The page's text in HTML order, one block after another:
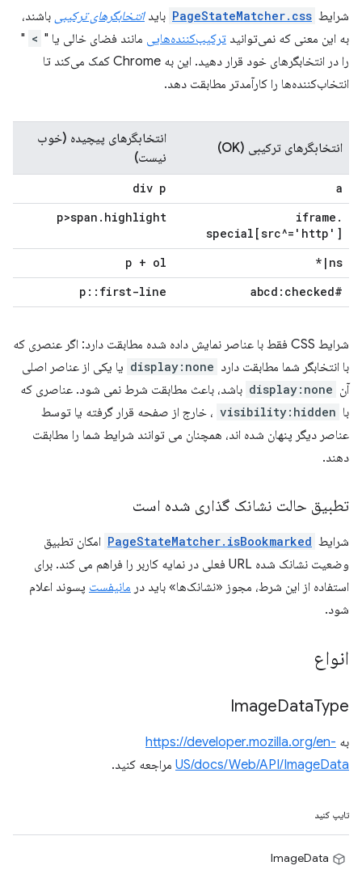
شرایط PageStateMatcher.css بایدانتخابگرهای ترکیبی باشند،
به این معنی که نمی‌توانید ترکیب‌کننده‌هایی مانند فضای خالی یا " >
"
را در انتخابگرهای خود قرار دهید. این به Chrome کمک می‌کند تا
انتخاب‌کننده‌ها را کارآمدتر مطابقت دهد.
انتخابگرهای ترکیبی (OK)
انتخابگرهای پیچیده (خوب
نیست)
a
div p
iframe .
special[src^='http']
p>span . highlight
ns
|
*
p + ol
#abcd:checked
p :: first-line
شرایط CSS فقط با عناصر نمایش داده شده مطابقت دارد: اگر عنصری که
با انتخابگر شما مطابقت دارد display:none یا یکی از عناصر اصلی
آن display:none باشد، باعث مطابقت شرط نمی شود. عناصری که
با visibility:hidden ، خارج از صفحه قرار گرفته یا توسط
عناصر دیگر پنهان شده اند، همچنان می توانند شرایط شما را مطابقت
دهند.
تطبیق حالت نشانک گذاری شده است
شرایط PageStateMatcher.isBookmarked امکان تطبیق
وضعیت نشانک شده URL فعلی در نمایه کاربر را فراهم می کند. برای
استفاده از این شرط، مجوز «نشانک‌ها» باید در مانیفست پسوند اعلام
شود.
انواع
ImageDataType
به https://developer.mozilla.org/en-
US/docs/Web/API/ImageData مراجعه کنید.
تایپ کنید